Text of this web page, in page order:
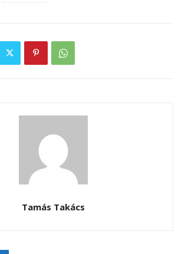
Tamás Takács